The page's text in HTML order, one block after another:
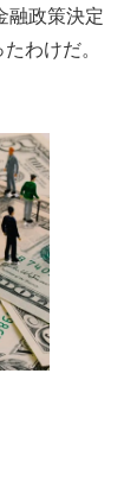
融政策決定
わけだ。